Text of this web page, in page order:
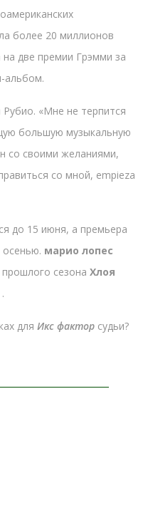
более 20 миллионов
две премии Грэмми за
альбом.
Рубио. «Мне не терпится
большую музыкальную
со своими желаниями,
со мной, empieza
до 15 июня, а премьера
осенью. марио лопес
сезона Хлоя
для Икс фактор судьи?